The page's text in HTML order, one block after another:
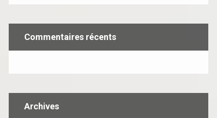
Commentaires récents
Archives